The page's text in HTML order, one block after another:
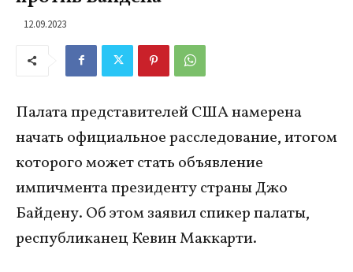
12.09.2023
Палата представителей США намерена
начать официальное расследование, итогом
которого может стать объявление
импичмента президенту страны Джо
Байдену. Об этом заявил спикер палаты,
республиканец Кевин Маккарти.